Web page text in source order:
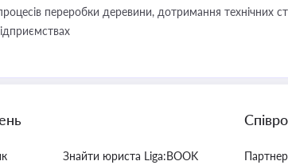
переробки деревини, дотримання технічних
Знайти юриста Liga:BOOK